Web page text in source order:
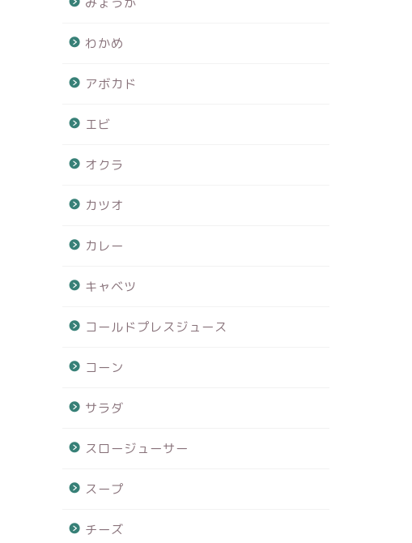
わかめ
アボカド
エビ
オクラ
カツオ
カレー
キャベツ
コールドプレスジュース
コーン
サラダ
スロージューサー
スープ
チーズ